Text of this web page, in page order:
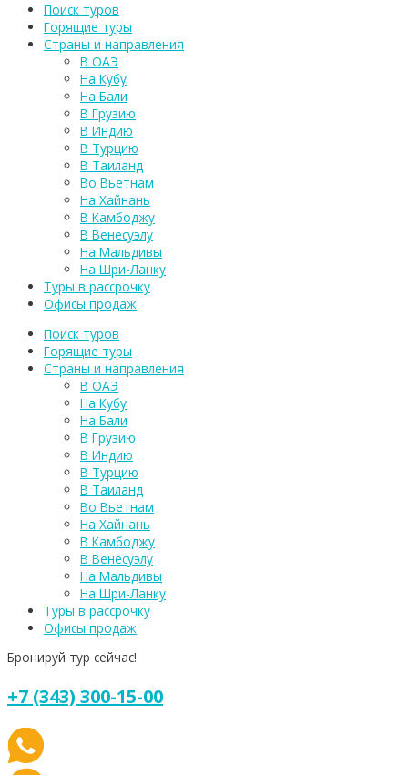
Поиск туров
Горящие туры
Страны и направления
В ОАЭ
На Кубу
На Бали
В Грузию
В Индию
В Турцию
В Таиланд
Во Вьетнам
На Хайнань
В Камбоджу
В Венесуэлу
На Мальдивы
На Шри-Ланку
Туры в рассрочку
Офисы продаж
Поиск туров
Горящие туры
Страны и направления
В ОАЭ
На Кубу
На Бали
В Грузию
В Индию
В Турцию
В Таиланд
Во Вьетнам
На Хайнань
В Камбоджу
В Венесуэлу
На Мальдивы
На Шри-Ланку
Туры в рассрочку
Офисы продаж
Бронируй тур сейчас!
+7 (343) 300-15-00